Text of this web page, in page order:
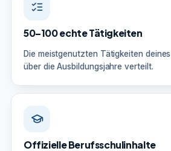
50–100 echte Tätigkeiten
Die meistgenutzten Tätigkeiten
über die Ausbildungsjahre verteilt.
Offizielle Berufsschulinhalte